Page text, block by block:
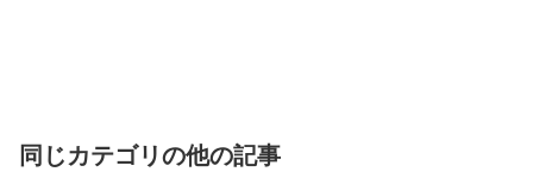
同じカテゴリの他の記事